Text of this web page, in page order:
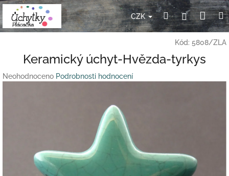
Přejít
na
obsah
CZK HledatPřihlášení
Kód: 5808/ZLA
Keramický úchyt-Hvězda-tyrkys
Průměrné
Neohodnoceno Podrobnosti hodnocení